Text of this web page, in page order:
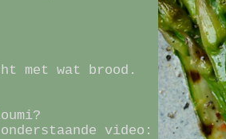
met wat brood.
video: